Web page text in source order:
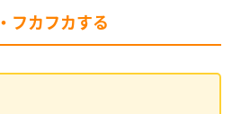
フカフカする